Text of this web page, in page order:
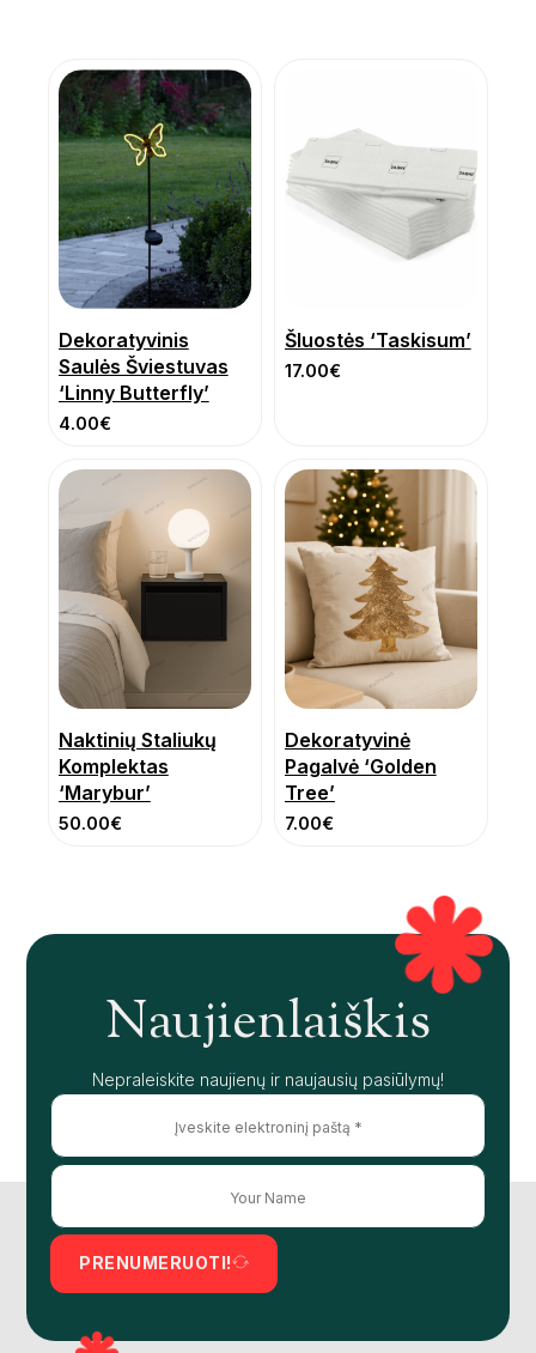
Dekoratyvinis
Saulės Šviestuvas
‘Linny Butterfly’
4.00€
Šluostės ‘Taskisum’
17.00€
Naktinių Staliukų
Komplektas
‘Marybur’
50.00€
Dekoratyvinė
Pagalvė ‘Golden
Tree’
7.00€
Naujienlaiškis
Nepraleiskite naujienų ir naujausių pasiūlymų!
PRENUMERUOTI!